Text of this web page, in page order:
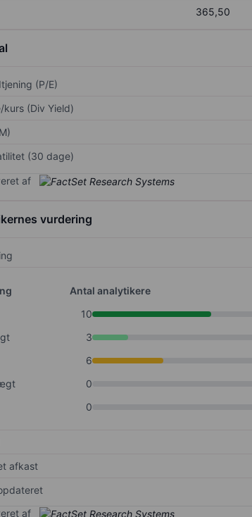
365,50
(P/E)
(Div Yield)
(30 dage)
af
vurdering
Antal analytikere
10
3
6
0
0
afkast
af